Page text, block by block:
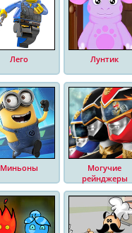
Лего Лунтик
Миньоны
Могучие
рейнджеры